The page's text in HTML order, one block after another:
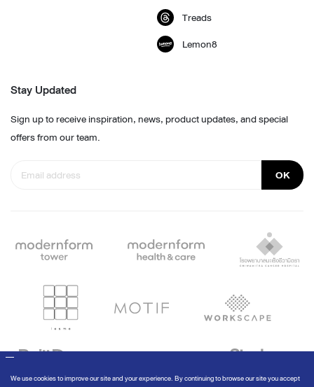
Treads
Lemon8
Stay Updated
Sign up to receive inspiration, news, product updates, and special
offers from our team.
OK